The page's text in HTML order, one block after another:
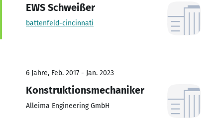
EWS Schweißer
battenfeld-cincinnati
6 Jahre, Feb. 2017 - Jan. 2023
Konstruktionsmechaniker
Alleima Engineering GmbH